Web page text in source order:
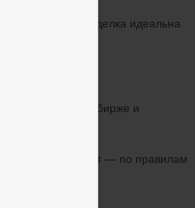
точна, а сделка идеальна
на одной бирже и
твёрдых выплат — по правилам